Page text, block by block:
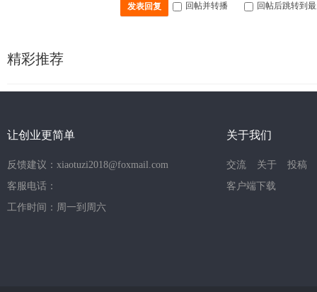
发表回复 回帖并转播 回帖后跳转到
精彩推荐
让创业更简单
反馈建议：xiaotuzi2018@foxmail.com
客服电话：
工作时间：周一到周六
关于我们
交流 关于
投稿
客户端下载